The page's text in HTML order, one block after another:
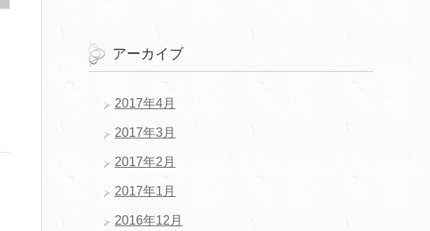
アーカイブ
2017年4月
2017年3月
2017年2月
2017年1月
2016年12月